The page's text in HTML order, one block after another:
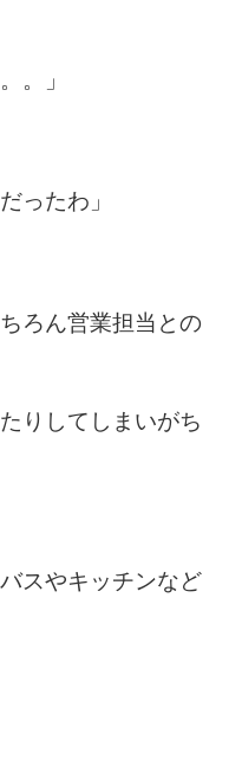
。」
ったわ」
ろん営業担当との
りしてしまいがち
スやキッチンなど